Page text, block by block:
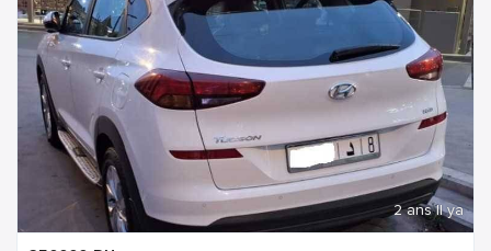
2 ans Il ya